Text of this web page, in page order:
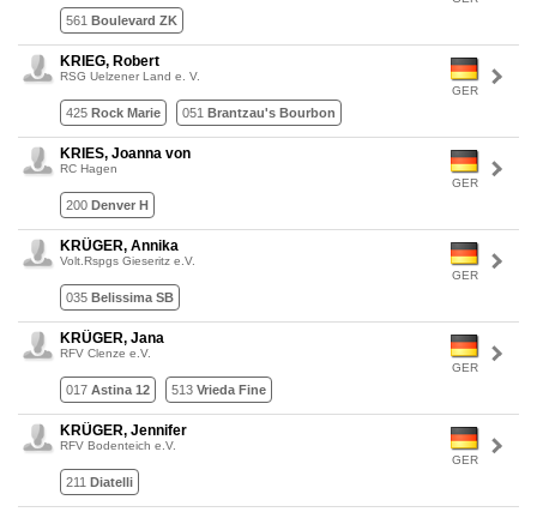
561 Boulevard ZK
GER
KRIEG, Robert
RSG Uelzener Land e. V.
425 Rock Marie 051 Brantzau's Bourbon
GER
KRIES, Joanna von
RC Hagen
200 Denver H
GER
KRÜGER, Annika
Volt.Rspgs Gieseritz e.V.
035 Belissima SB
GER
KRÜGER, Jana
RFV Clenze e.V.
017 Astina 12 513 Vrieda Fine
GER
KRÜGER, Jennifer
RFV Bodenteich e.V.
211 Diatelli